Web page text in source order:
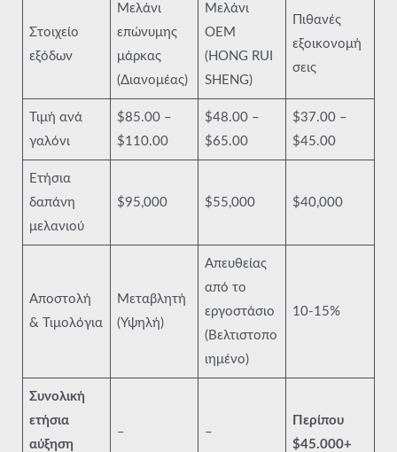
Στοιχείο
εξόδων
Μελάνι
επώνυμης
μάρκας
(Διανομέας)
Μελάνι
OEM
(HONG RUI
SHENG)
Πιθανές
εξοικονομή
σεις
Τιμή ανά
γαλόνι
$85.00 –
$110.00
$48.00 –
$65.00
$37.00 –
$45.00
Ετήσια
δαπάνη
μελανιού
$95,000 $55,000 $40,000
Αποστολή
& Τιμολόγια
Μεταβλητή
(Υψηλή)
Απευθείας
από το
εργοστάσιο
(Βελτιστοπο
ιημένο)
10-15%
Συνολική
ετήσια
αύξηση
– –
Περίπου
$45.000+